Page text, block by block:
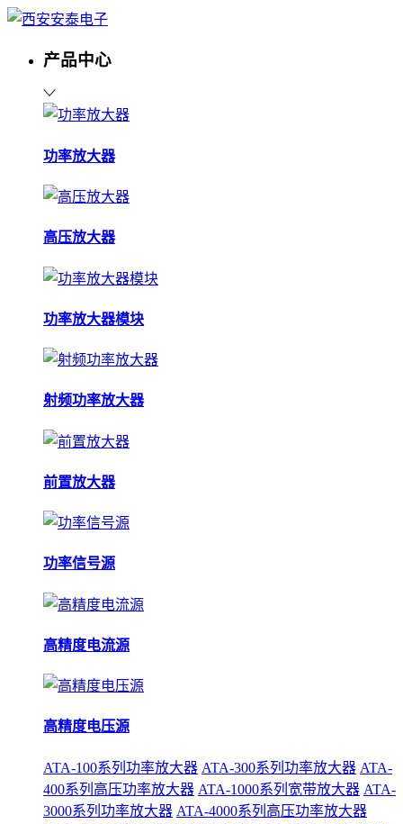
产品中心
功率放大器
高压放大器
功率放大器模块
射频功率放大器
前置放大器
功率信号源
高精度电流源
高精度电压源
ATA-100系列功率放大器 ATA-300系列功率放大器 ATA-
400系列高压功率放大器 ATA-1000系列宽带放大器 ATA-
3000系列功率放大器 ATA-4000系列高压功率放大器